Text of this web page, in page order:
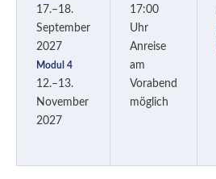
17.–18.
September
2027
Modul 4
12.–13.
November
2027
17:00
Uhr
Anreise
am
Vorabend
möglich